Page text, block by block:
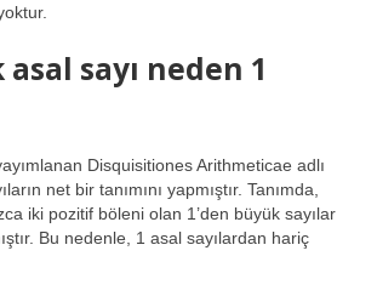
sayı neden 1
Disquisitiones Arithmeticae adlı
net bir tanımını yapmıştır. Tanımda,
iki pozitif böleni olan 1’den büyük sayılar
Bu nedenle, 1 asal sayılardan hariç